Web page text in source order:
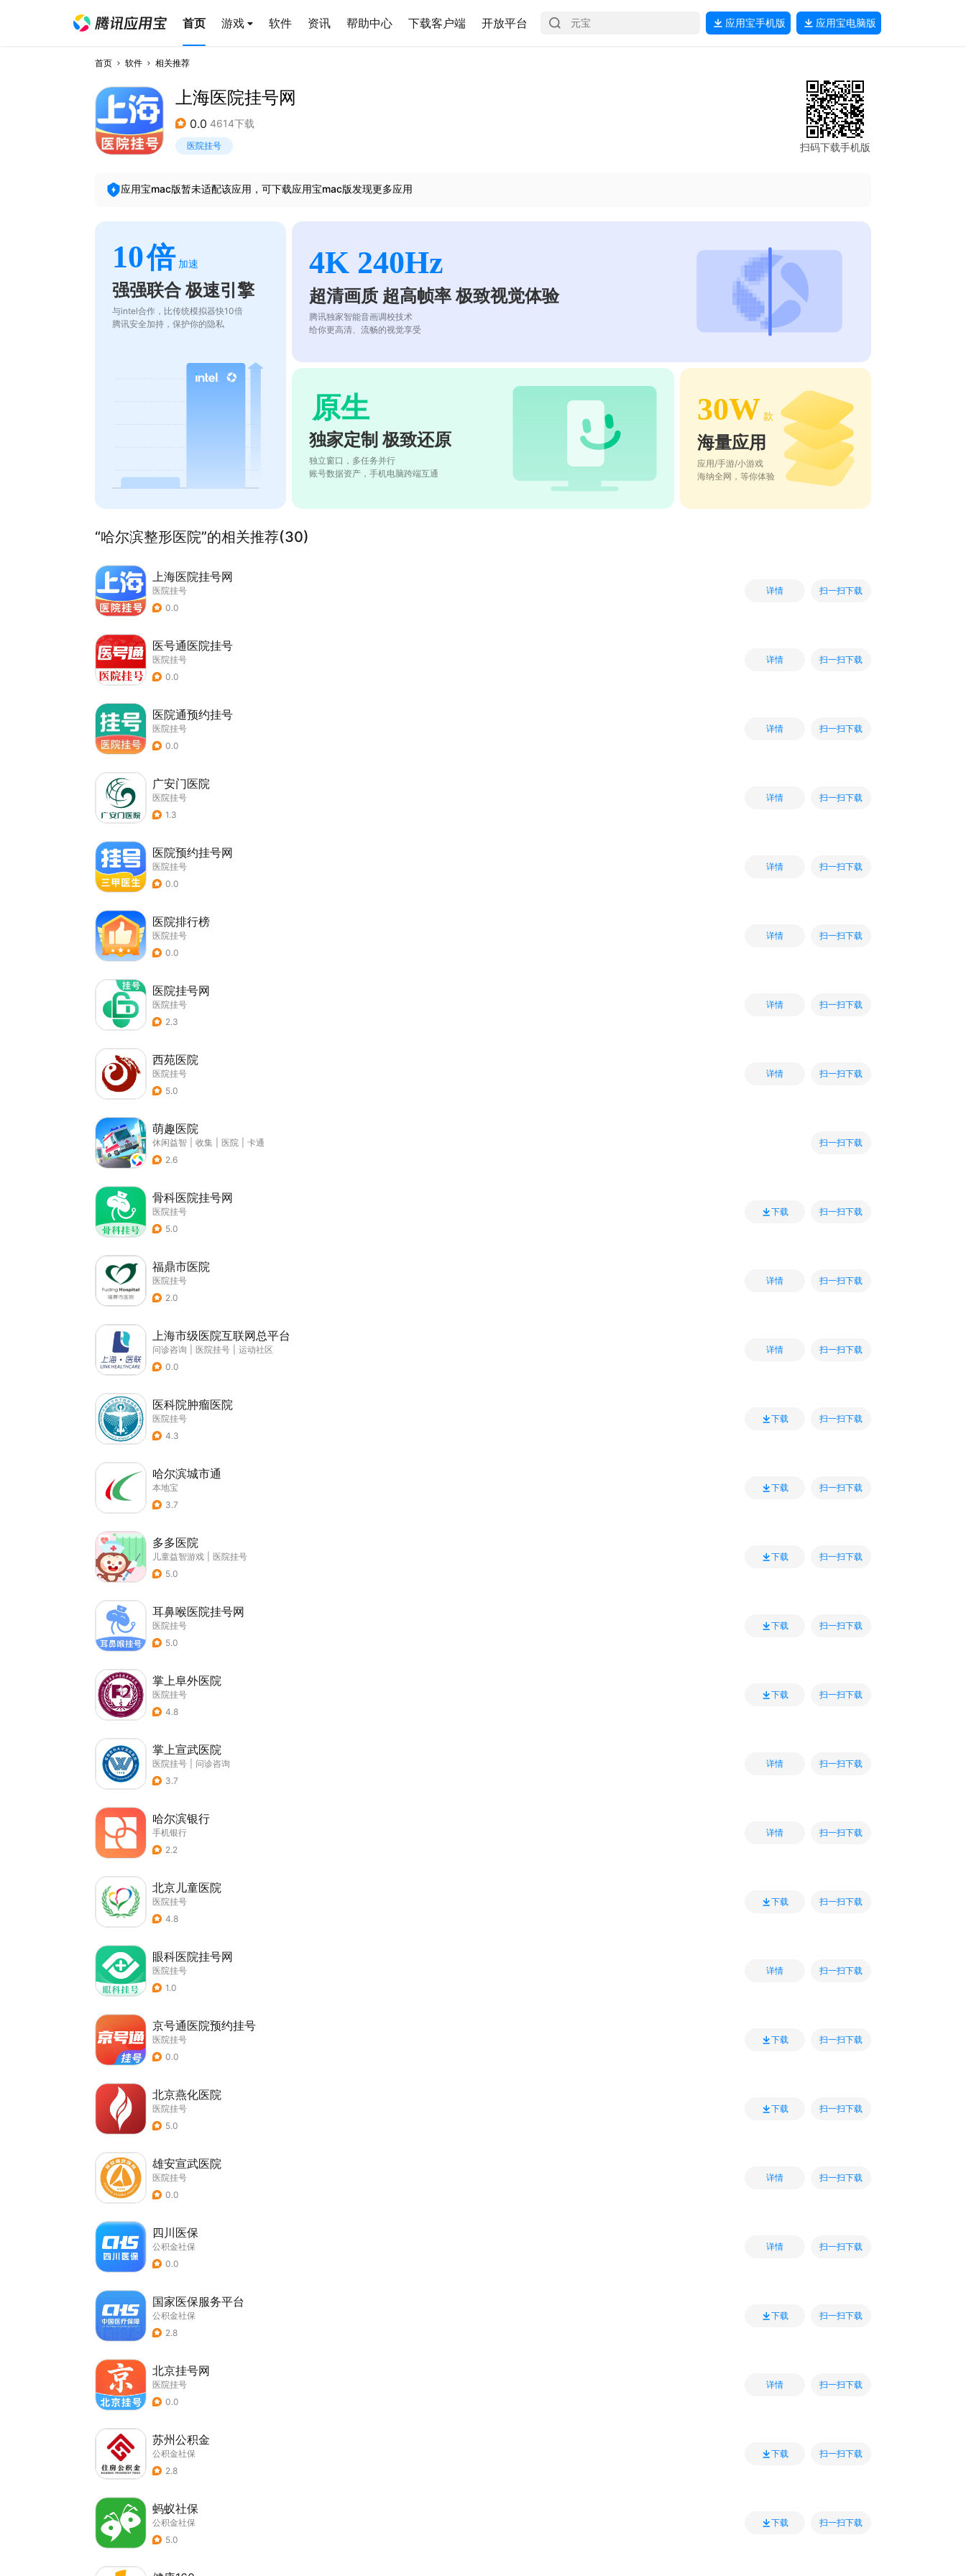
首页 游戏 软件 资讯 帮助中心 下载客户端 开放平台 应用宝手机版 应用宝电脑版
首页 软件 相关推荐
上海医院挂号网
0.0 4614下载
医院挂号 扫码下载手机版
应用宝mac版暂未适配该应用，可下载应用宝mac版发现更多应用
10倍 加速
强强联合 极速引擎
与intel合作，比传统模拟器快10倍
腾讯安全加持，保护你的隐私
4K 240Hz
超清画质 超高帧率 极致视觉体验
腾讯独家智能音画调校技术
给你更高清、流畅的视觉享受
原生
独家定制 极致还原
独立窗口，多任务并行
账号数据资产，手机电脑跨端互通
30W 款
海量应用
应用/手游/小游戏
海纳全网，等你体验
“哈尔滨整形医院”的相关推荐(30)
上海医院挂号网
医院挂号
0.0
详情 扫一扫下载
医号通医院挂号
医院挂号
0.0
详情 扫一扫下载
医院通预约挂号
医院挂号
0.0
详情 扫一扫下载
广安门医院
医院挂号
1.3
详情 扫一扫下载
医院预约挂号网
医院挂号
0.0
详情 扫一扫下载
医院排行榜
医院挂号
0.0
详情 扫一扫下载
医院挂号网
医院挂号
2.3
详情 扫一扫下载
西苑医院
医院挂号
5.0
详情 扫一扫下载
萌趣医院
休闲益智 收集 医院
卡通
2.6
扫一扫下载
骨科医院挂号网
医院挂号
5.0
下载 扫一扫下载
福鼎市医院
医院挂号
2.0
详情 扫一扫下载
上海市级医院互联网总平台
问诊咨询 医院挂号
运动社区
0.0
详情 扫一扫下载
医科院肿瘤医院
医院挂号
4.3
下载 扫一扫下载
哈尔滨城市通
本地宝
3.7
下载 扫一扫下载
多多医院
儿童益智游戏
医院挂号
5.0
下载 扫一扫下载
耳鼻喉医院挂号网
医院挂号
5.0
下载 扫一扫下载
掌上阜外医院
医院挂号
4.8
下载 扫一扫下载
掌上宣武医院
医院挂号
问诊咨询
3.7
详情 扫一扫下载
哈尔滨银行
手机银行
2.2
详情 扫一扫下载
北京儿童医院
医院挂号
4.8
下载 扫一扫下载
眼科医院挂号网
医院挂号
1.0
详情 扫一扫下载
京号通医院预约挂号
医院挂号
0.0
下载 扫一扫下载
北京燕化医院
医院挂号
5.0
下载 扫一扫下载
雄安宣武医院
医院挂号
0.0
详情 扫一扫下载
四川医保
公积金社保
0.0
详情 扫一扫下载
国家医保服务平台
公积金社保
2.8
下载 扫一扫下载
北京挂号网
医院挂号
0.0
详情 扫一扫下载
苏州公积金
公积金社保
2.8
下载 扫一扫下载
蚂蚁社保
公积金社保
5.0
下载 扫一扫下载